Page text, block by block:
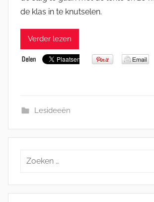
de klas in te knutselen.
Verder lezen
Lesideeën
Zoeken